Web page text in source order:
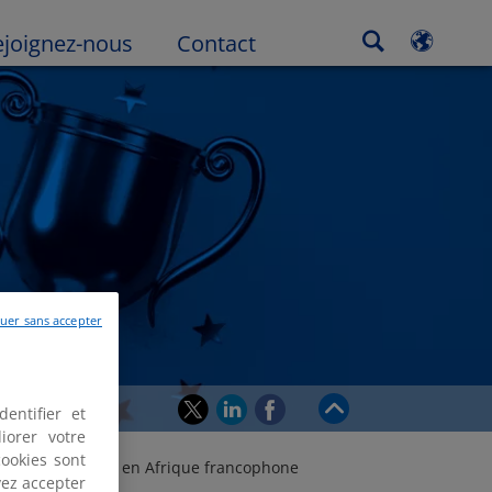
nous Contact
Return to top
plus influents en Afrique francophone
et
votre
sont
accepter
sans accepter